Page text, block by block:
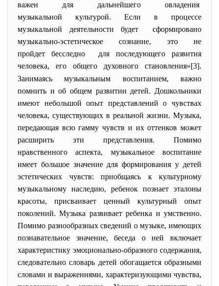
важен для дальнейшего овладения
музыкальной культурой. Если в процессе
музыкальной деятельности будет сформировано
музыкально-эстетическое сознание, это не
пройдет бесследно для последующего развития
человека, его общего духовного становления»[3].
Занимаясь музыкальным воспитанием, важно
помнить и об общем развитии детей. Дошкольники
имеют небольшой опыт представлений о чувствах
человека, существующих в реальной жизни. Музыка,
передающая всю гамму чувств и их оттенков может
расширить эти представления. Помимо
нравственного аспекта, музыкальное воспитание
имеет большое значение для формирования у детей
эстетических чувств: приобщаясь к культурному
музыкальному наследию, ребенок познает эталоны
красоты, присваивает ценный культурный опыт
поколений. Музыка развивает ребенка и умственно.
Помимо разнообразных сведений о музыке, имеющих
познавательное значение, беседа о ней включает
характеристику эмоционально-образного содержания,
следовательно словарь детей обогащается образными
словами и выражениями, характеризующими чувства,